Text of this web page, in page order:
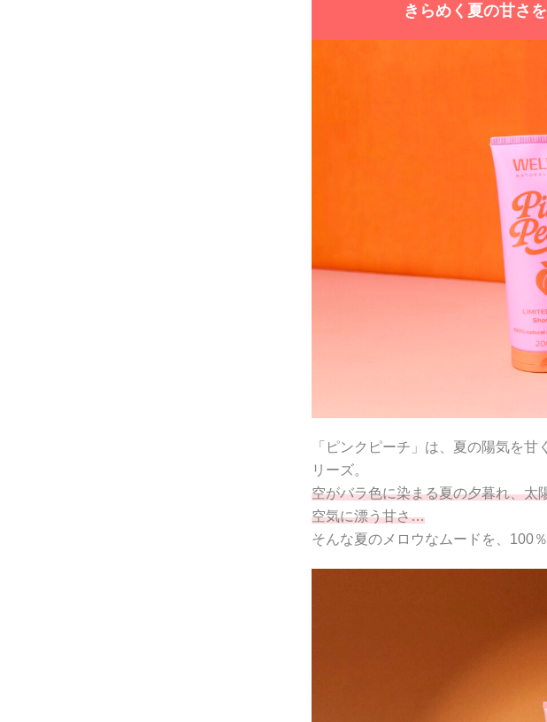
きらめく夏の甘さ
「ピンクピーチ」は、夏の陽気を
リーズ。
空がバラ色に染まる夏の夕暮れ、太
空気に漂う甘さ…
そんな夏のメロウなムードを、100